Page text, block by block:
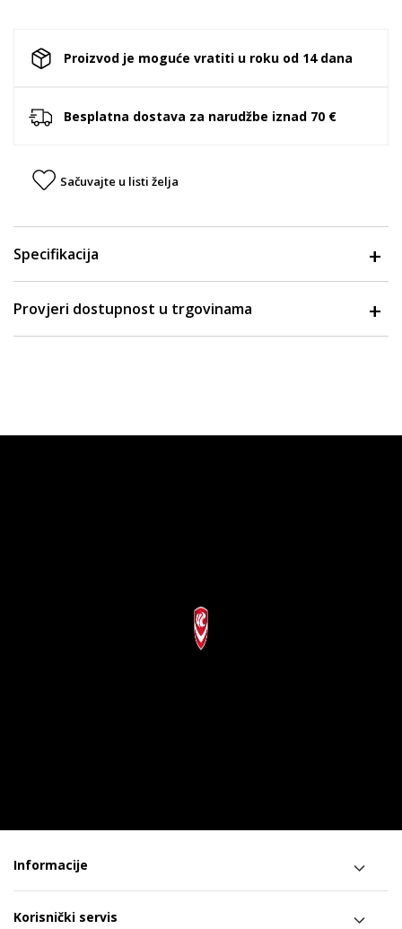
Proizvod je moguće vratiti u roku od 14 dana
Besplatna dostava za narudžbe iznad 70 €
Sačuvajte u listi želja
Specifikacija
Provjeri dostupnost u trgovinama
Informacije
Korisnički servis